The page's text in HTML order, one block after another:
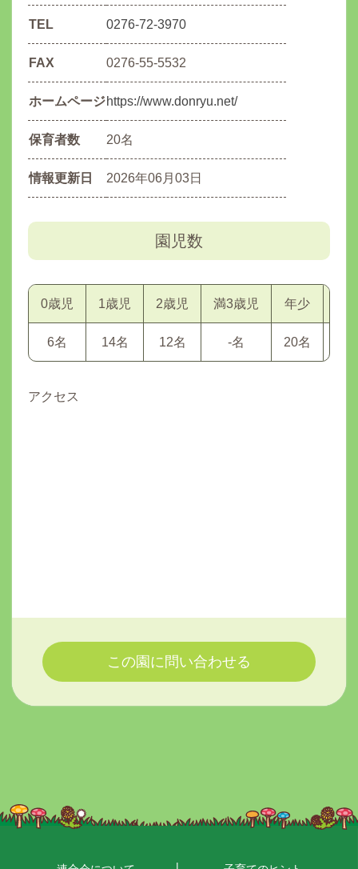
TEL 0276-72-3970
FAX 0276-55-5532
ホームページhttps://www.donryu.net/
保育者数 20名
情報更新日 2026年06月03日
園児数
0歳児 1歳児 2歳児 満3歳児 年少
6名 14名 12名 -名 20名
アクセス
この園に問い合わせる